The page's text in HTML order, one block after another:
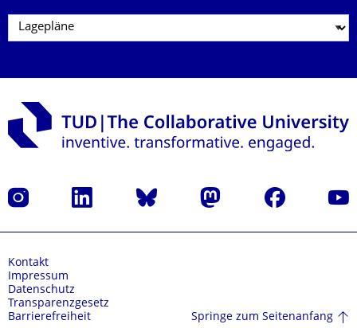
Instagram LinkedIn Bluesky Mastodon Facebook
Kontakt
Impressum
Datenschutz
Transparenzgesetz
Barrierefreiheit
Springe zum Seitenanfang